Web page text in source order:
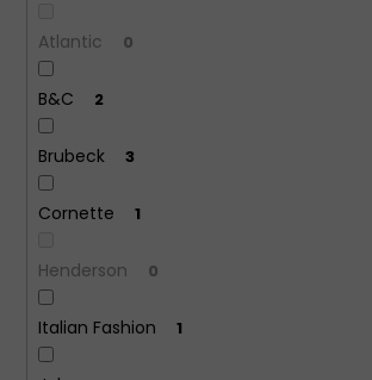
Atlantic 0
B&C 2
Brubeck 3
Cornette 1
Henderson 0
Italian Fashion 1